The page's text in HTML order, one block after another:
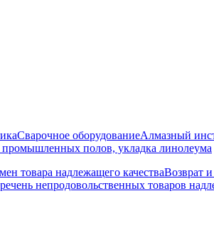
Сварочное оборудованиеАлмазный
промышленных полов, укладка линолеума
товара надлежащего качестваВозврат
непродовольственных товаров